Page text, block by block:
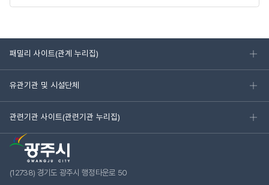
패밀리 사이트(관계 누리집)
유관기관 및 시설단체
관련기관 사이트(관련기관 누리집)
(12738) 경기도 광주시 행정타운로 50